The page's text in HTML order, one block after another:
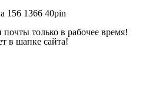
156 1366 40pin
почты только в рабочее время!
в шапке сайта!